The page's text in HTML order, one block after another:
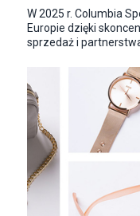
W 2025 r. Columbia
Europie dzięki
sprzedaż i